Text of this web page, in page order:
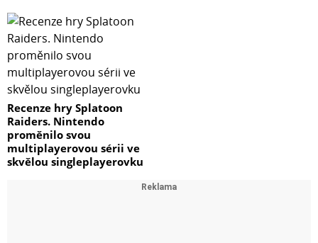
Recenze hry Splatoon
Raiders. Nintendo
proměnilo svou
multiplayerovou sérii ve
skvělou singleplayerovku